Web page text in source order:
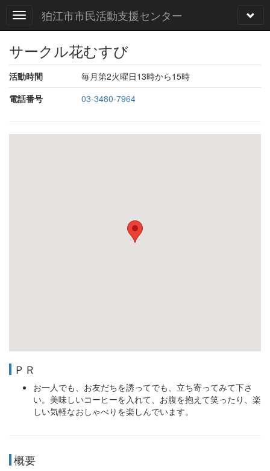
狛江市市民活動支援センター
サークル花むすび
活動時間
毎月第2火曜日13時から15時
電話番号
03-3480-7964
ＰＲ
お一人でも、お友だちを誘ってでも、立ち寄ってみて下さ
い。美味しいコーヒーを入れて、お腹を抱えて笑ったり、楽
しい気軽なおしゃべりを楽しんでいます。
概要